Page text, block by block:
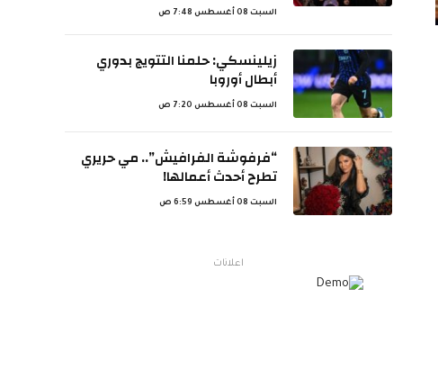
السبت 08 أغسطس 7:48 ص
زيلينسكي: حلمنا التتويج بدوري
أبطال أوروبا
السبت 08 أغسطس 7:20 ص
“فرفوشة الفرافيش”.. مي حريري
تطرح أحدث أعمالها!
السبت 08 أغسطس 6:59 ص
اعلانات